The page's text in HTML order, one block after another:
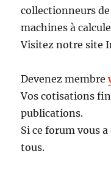
collectionneurs
machines à
Visitez notre site
Devenez membre
Vos cotisations
publications.
Si ce forum vous
tous.